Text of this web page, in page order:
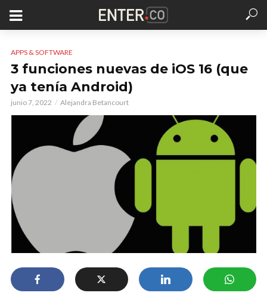
APPS & SOFTWARE
3 funciones nuevas de iOS 16 (que
ya tenía Android)
junio 7, 2022 Alejandra Betancourt